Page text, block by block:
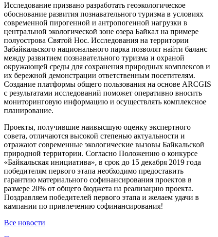
Исследование призвано разработать геоэкологическое
обоснование развития познавательного туризма в условиях
современной пирогенной и антропогенной нагрузки в
центральной экологической зоне озера Байкал на примере
полуострова Святой Нос. Исследования на территории
Забайкальского национального парка позволят найти баланс
между развитием познавательного туризма и охраной
окружающей среды для сохранения природных комплексов и
их бережной демонстрации ответственным посетителям.
Создание платформы общего пользования на основе ARCGIS
с результатами исследований поможет оперативно вносить
мониторинговую информацию и осуществлять комплексное
планирование.
Проекты, получившие наивысшую оценку экспертного
совета, отличаются высокой степенью актуальности и
отражают современные экологические вызовы Байкальской
природной территории. Согласно Положению о конкурсе
«Байкальская инициатива», в срок до 15 декабря 2019 года
победителям первого этапа необходимо предоставить
гарантию материального софинансирования проектов в
размере 20% от общего бюджета на реализацию проекта.
Поздравляем победителей первого этапа и желаем удачи в
кампании по привлечению софинансирования!
Все новости